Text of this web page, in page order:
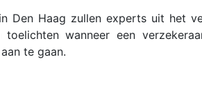
Den Haag zullen experts uit het
wanneer een
te gaan.